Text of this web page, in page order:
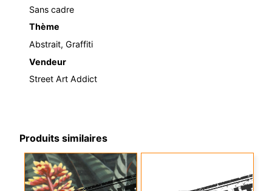
Sans cadre
Thème
Abstrait, Graffiti
Vendeur
Street Art Addict
Produits similaires